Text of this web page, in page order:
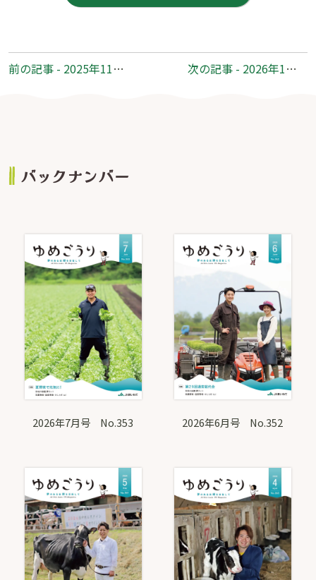
前
後
の
リ
前の記事 - 2025年11月号 No.345 次の記事 - 2026年1月号 No.347
バックナンバー
2026年7月号 No.353 2026年6月号 No.352